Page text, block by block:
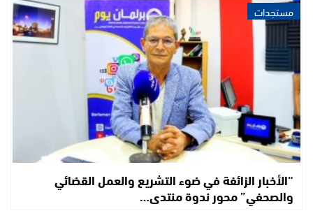
مستجدات
“الأخبار الزائفة في ضوء التشريع والعمل القضائي
والصحفي” محور ندوة منتدى…